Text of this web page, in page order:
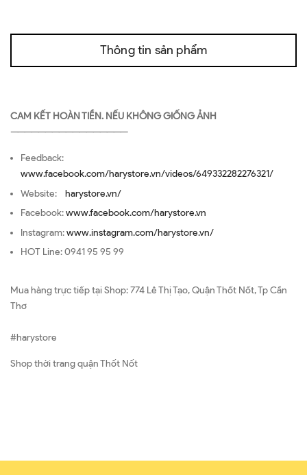
Thông tin sản phẩm
CAM KẾT HOÀN TIỀN. NẾU KHÔNG GIỐNG ẢNH
—————————————————
Feedback:
www.facebook.com/harystore.vn/videos/649332282276321/
Website: harystore.vn/
Facebook:www.facebook.com/harystore.vn
Instagram:www.instagram.com/harystore.vn/
HOT Line: 0941 95 95 99
Mua hàng trực tiếp tại Shop: 774 Lê Thị Tạo, Quận Thốt Nốt, Tp Cần
Thơ
#harystore
Shop thời trang quận Thốt Nốt